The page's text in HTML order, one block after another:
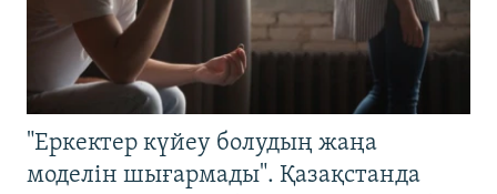
"Еркектер күйеу болудың жаңа
моделін шығармады". Қазақстанда